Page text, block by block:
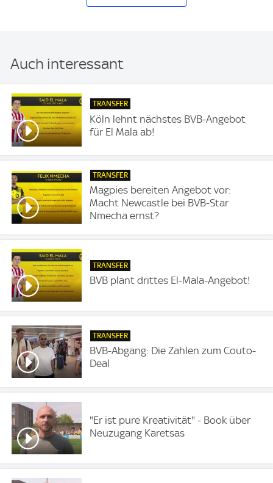
Auch interessant
TRANSFER
Köln lehnt nächstes BVB-Angebot
für El Mala ab!
TRANSFER
Magpies bereiten Angebot vor:
Macht Newcastle bei BVB-Star
Nmecha ernst?
TRANSFER
BVB plant drittes El-Mala-Angebot!
TRANSFER
BVB-Abgang: Die Zahlen zum Couto-
Deal
"Er ist pure Kreativität" - Book über
Neuzugang Karetsas